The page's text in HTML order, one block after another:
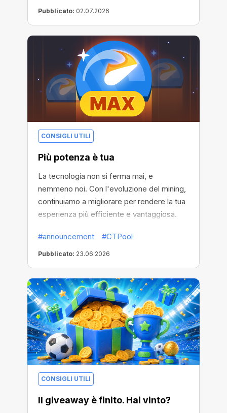
Pubblicato: 02.07.2026
CONSIGLI UTILI
Più potenza è tua
La tecnologia non si ferma mai, e
nemmeno noi. Con l'evoluzione del mining,
continuiamo a migliorare per rendere la tua
esperienza più efficiente e vantaggiosa.
#announcement #CTPool
Pubblicato: 23.06.2026
CONSIGLI UTILI
Il giveaway è finito. Hai vinto?